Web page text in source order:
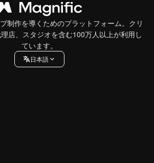
制作を導くためのプラットフォーム。クリ
店、スタジオを含む100万人以上が利用し
ています。
日本語